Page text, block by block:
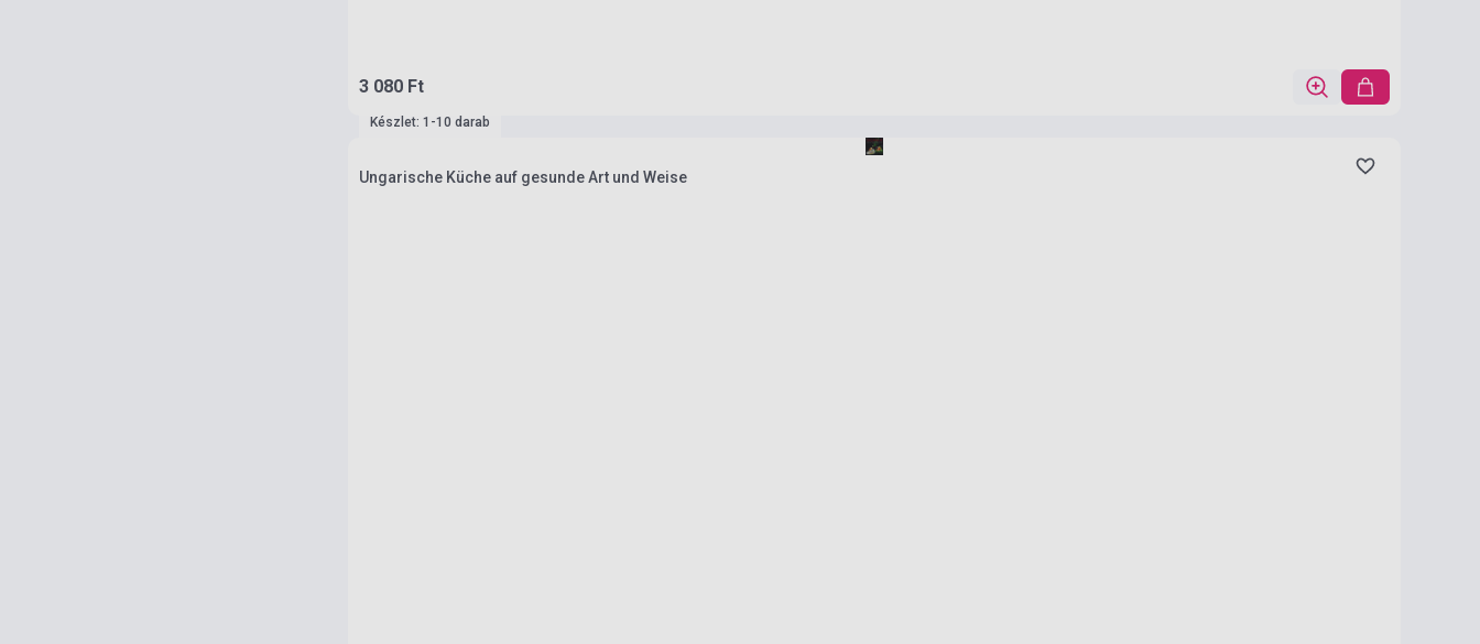
3 080 Ft
Készlet: 1-10 darab
Ungarische Küche auf gesunde Art und Weise